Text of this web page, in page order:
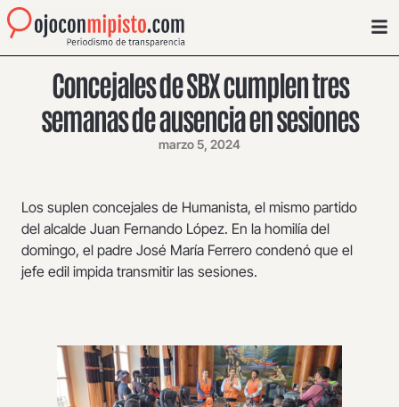
Concejales de SBX cumplen tres
semanas de ausencia en sesiones
marzo 5, 2024
Los suplen concejales de Humanista, el mismo partido
del alcalde Juan Fernando López. En la homilía del
domingo, el padre José María Ferrero condenó que el
jefe edil impida transmitir las sesiones.